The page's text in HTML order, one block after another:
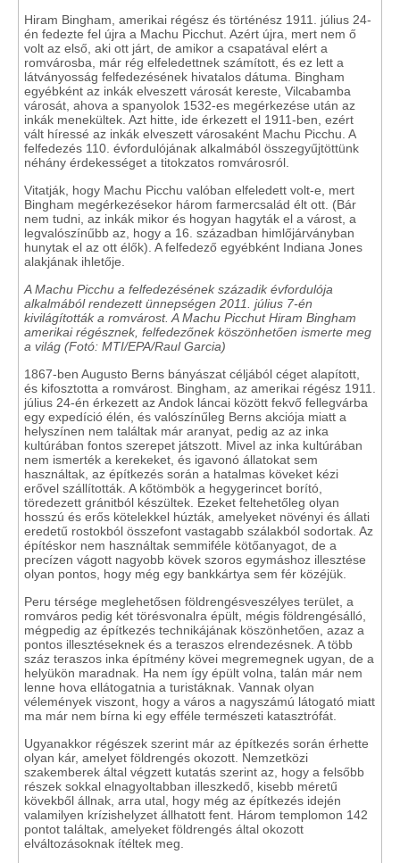
Hiram Bingham, amerikai régész és történész 1911. július 24-
én fedezte fel újra a Machu Picchut. Azért újra, mert nem ő
volt az első, aki ott járt, de amikor a csapatával elért a
romvárosba, már rég elfeledettnek számított, és ez lett a
látványosság felfedezésének hivatalos dátuma. Bingham
egyébként az inkák elveszett városát kereste, Vilcabamba
városát, ahova a spanyolok 1532-es megérkezése után az
inkák menekültek. Azt hitte, ide érkezett el 1911-ben, ezért
vált híressé az inkák elveszett városaként Machu Picchu. A
felfedezés 110. évfordulójának alkalmából összegyűjtöttünk
néhány érdekességet a titokzatos romvárosról.
Vitatják, hogy Machu Picchu valóban elfeledett volt-e, mert
Bingham megérkezésekor három farmercsalád élt ott. (Bár
nem tudni, az inkák mikor és hogyan hagyták el a várost, a
legvalószínűbb az, hogy a 16. században himlőjárványban
hunytak el az ott élők). A felfedező egyébként Indiana Jones
alakjának ihletője.
A Machu Picchu a felfedezésének századik évfordulója
alkalmából rendezett ünnepségen 2011. július 7-én
kivilágították a romvárost. A Machu Picchut Hiram Bingham
amerikai régésznek, felfedezőnek köszönhetően ismerte meg
a világ (Fotó: MTI/EPA/Raul Garcia)
1867-ben Augusto Berns bányászat céljából céget alapított,
és kifosztotta a romvárost. Bingham, az amerikai régész 1911.
július 24-én érkezett az Andok láncai között fekvő fellegvárba
egy expedíció élén, és valószínűleg Berns akciója miatt a
helyszínen nem találtak már aranyat, pedig az az inka
kultúrában fontos szerepet játszott. Mivel az inka kultúrában
nem ismerték a kerekeket, és igavonó állatokat sem
használtak, az építkezés során a hatalmas köveket kézi
erővel szállították. A kőtömbök a hegygerincet borító,
töredezett gránitból készültek. Ezeket feltehetőleg olyan
hosszú és erős kötelekkel húzták, amelyeket növényi és állati
eredetű rostokból összefont vastagabb szálakból sodortak. Az
építéskor nem használtak semmiféle kötőanyagot, de a
precízen vágott nagyobb kövek szoros egymáshoz illesztése
olyan pontos, hogy még egy bankkártya sem fér közéjük.
Peru térsége meglehetősen földrengésveszélyes terület, a
romváros pedig két törésvonalra épült, mégis földrengésálló,
mégpedig az építkezés technikájának köszönhetően, azaz a
pontos illesztéseknek és a teraszos elrendezésnek. A több
száz teraszos inka építmény kövei megremegnek ugyan, de a
helyükön maradnak. Ha nem így épült volna, talán már nem
lenne hova ellátogatnia a turistáknak. Vannak olyan
vélemények viszont, hogy a város a nagyszámú látogató miatt
ma már nem bírna ki egy efféle természeti katasztrófát.
Ugyanakkor régészek szerint már az építkezés során érhette
olyan kár, amelyet földrengés okozott. Nemzetközi
szakemberek által végzett kutatás szerint az, hogy a felsőbb
részek sokkal elnagyoltabban illeszkedő, kisebb méretű
kövekből állnak, arra utal, hogy még az építkezés idején
valamilyen krízishelyzet állhatott fent. Három templomon 142
pontot találtak, amelyeket földrengés által okozott
elváltozásoknak ítéltek meg.